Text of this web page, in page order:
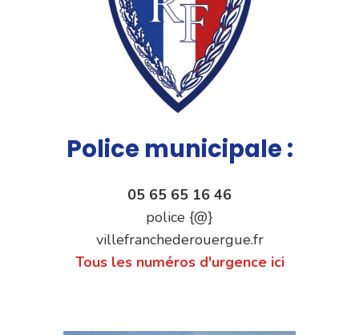
Police municipale :
05 65 65 16 46
police {@}
villefranchederouergue.fr
Tous les numéros d'urgence ici